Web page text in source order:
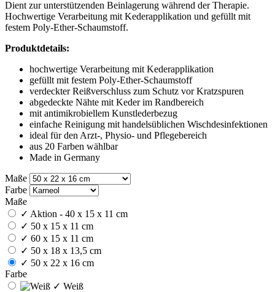
Dient zur unterstützenden Beinlagerung während der Therapie.
Hochwertige Verarbeitung mit Kederapplikation und gefüllt mit
festem Poly-Ether-Schaumstoff.
Produktdetails:
hochwertige Verarbeitung mit Kederapplikation
gefüllt mit festem Poly-Ether-Schaumstoff
verdeckter Reißverschluss zum Schutz vor Kratzspuren
abgedeckte Nähte mit Keder im Randbereich
mit antimikrobiellem Kunstlederbezug
einfache Reinigung mit handelsüblichen Wischdesinfektionen
ideal für den Arzt-, Physio- und Pflegebereich
aus 20 Farben wählbar
Made in Germany
Maße
Farbe
Maße
✓ Aktion - 40 x 15 x 11 cm
✓ 50 x 15 x 11 cm
✓ 60 x 15 x 11 cm
✓ 50 x 18 x 13,5 cm
✓ 50 x 22 x 16 cm
Farbe
✓ Weiß